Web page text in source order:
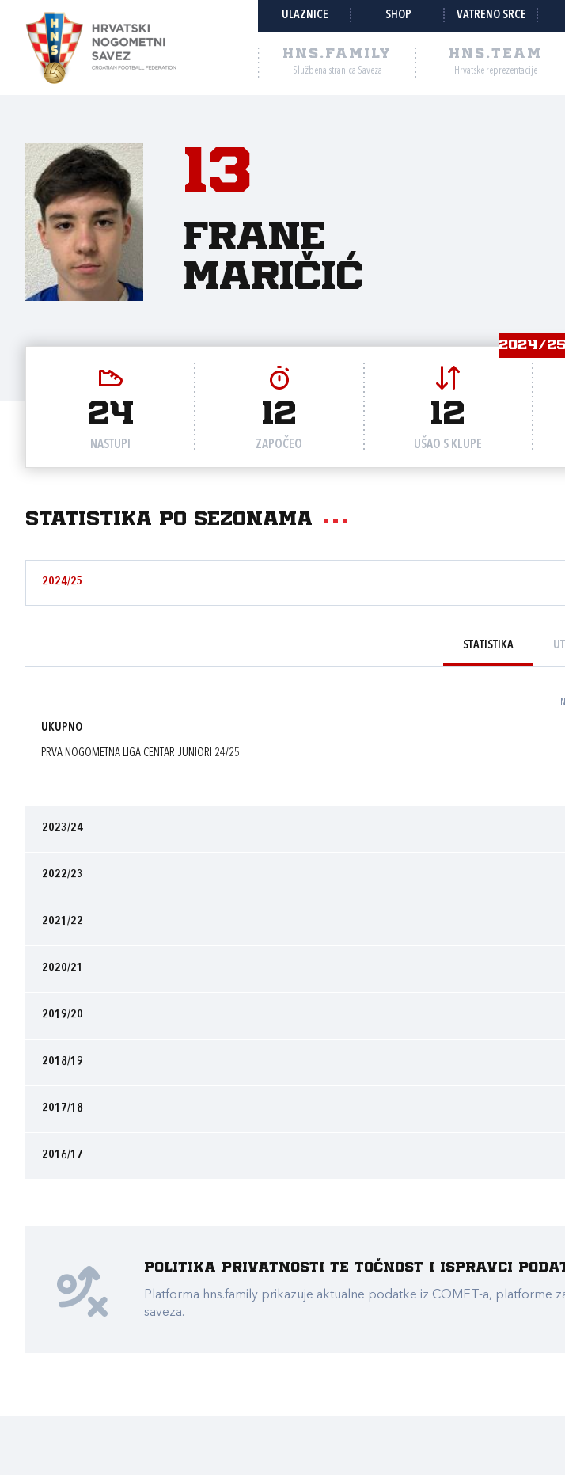
ULAZNICE SHOP VATRENO SRCE
HNS.FAMILY
Službena stranica Saveza
HNS.TEAM
Hrvatske reprezentacije
13
Frane
Maričić
2024/25
24
NASTUPI
12
ZAPOČEO
12
UŠAO S KLUPE
Statistika po sezonama
2024/25
STATISTIKA
UKUPNO
PRVA NOGOMETNA LIGA CENTAR JUNIORI 24/25
2023/24
2022/23
2021/22
2020/21
2019/20
2018/19
2017/18
2016/17
Politika privatnosti te točnost i ispravci
Platforma hns.family prikazuje aktualne podatke iz COMET-a, platforme
saveza.